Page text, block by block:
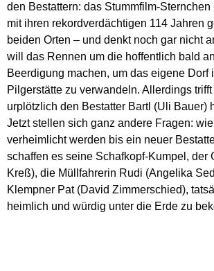
den Bestattern: das Stummfilm-
mit ihren rekordverdächtigen 114 Jahren
beiden Orten – und denkt noch gar nicht
will das Rennen um die hoffentlich bald
Beerdigung machen, um das eigene Dorf
Pilgerstätte zu verwandeln. Allerdings
urplötzlich den Bestatter Bartl (Uli Bauer)
Jetzt stellen sich ganz andere Fragen:
verheimlicht werden bis ein neuer
schaffen es seine Schafkopf-Kumpel, der
Kreß), die Müllfahrerin Rudi (Angelika
Klempner Pat (David Zimmerschied),
heimlich und würdig unter die Erde zu